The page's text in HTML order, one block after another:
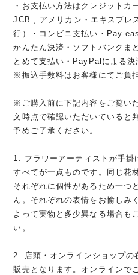
・お支払い方法はクレジット
JCB , アメリカン・エキスプレ
行）・コンビニ支払い・Pay-
かんたん決済・ソフトバンクま
とめて支払い・PayPalによる決
※振込手数料はお客様にてご負
※ご購入前に下記内容をご覧い
文時点で確認いただいていると
予めご了承ください。
1. フラワーアーティストが手掛
すべてが一点ものです。同じ花
それぞれに個性があるため一つ
ん。それぞれの表情をお愉しみ
よって実物と多少異なる場合も
い。
2. 店頭・オンラインショップの
販売となります。オンラインで